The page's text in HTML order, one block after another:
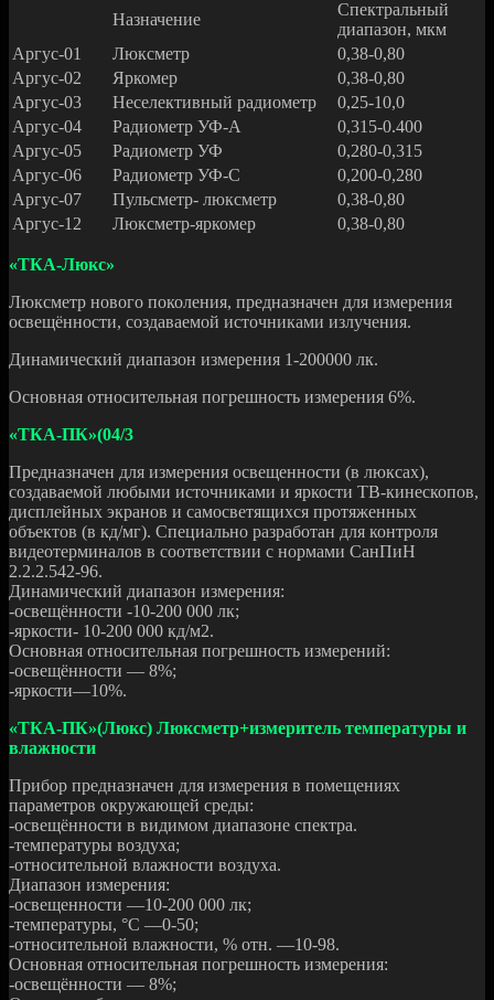
Назначение
Спектральный
диапазон, мкм
Аргус-01
Люксметр
0,38-0,80
Аргус-02
Яркомер
0,38-0,80
Аргус-03
Неселективный радиометр
0,25-10,0
Аргус-04
Радиометр УФ-А
0,315-0.400
Аргус-05
Радиометр УФ
0,280-0,315
Аргус-06
Радиометр УФ-С
0,200-0,280
Аргус-07
Пульсметр- люксметр
0,38-0,80
Аргус-12
Люксметр-яркомер 0,38-0,80
«ТКА-Люкс»
Люксметр нового поколения, предназначен для измерения
освещённости, создаваемой источниками излучения.
Динамический диапазон измерения 1-200000 лк.
Основная относительная погрешность измерения 6%.
«ТКА-ПК»(04/3
Предназначен для измерения освещенности (в люксах),
создаваемой любыми источниками и яркости ТВ-кинескопов,
дисплейных экранов и самосветящихся протяженных
объектов (в кд/мг). Специально разработан для контроля
видеотерминалов в соответствии с нормами СанПиН
2.2.2.542-96.
Динамический диапазон измерения:
-освещённости -10-200 000 лк;
-яркости- 10-200 000 кд/м2.
Основная относительная погрешность измерений:
-освещённости — 8%;
-яркости—10%.
«ТКА-ПК»(Люкс) Люксметр+измеритель температуры и
влажности
Прибор предназначен для измерения в помещениях
параметров окружающей среды:
-освещённости в видимом диапазоне спектра.
-температуры воздуха;
-относительной влажности воздуха.
Диапазон измерения:
-освещенности —10-200 000 лк;
-температуры, °C —0-50;
-относительной влажности, % отн. —10-98.
Основная относительная погрешность измерения:
-освещённости — 8%;